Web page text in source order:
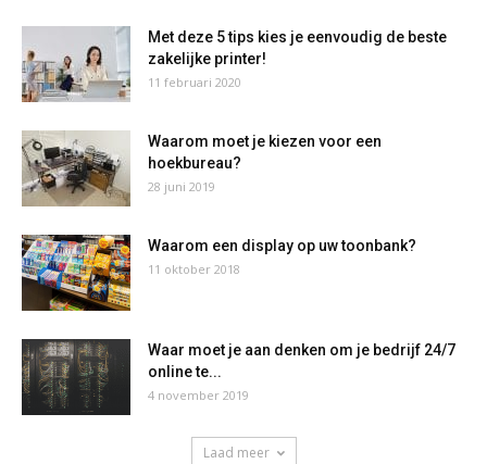
Met deze 5 tips kies je eenvoudig de beste
zakelijke printer!
11 februari 2020
Waarom moet je kiezen voor een
hoekbureau?
28 juni 2019
Waarom een display op uw toonbank?
11 oktober 2018
Waar moet je aan denken om je bedrijf 24/7
online te...
4 november 2019
Laad meer